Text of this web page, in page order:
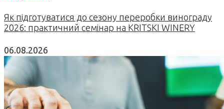
Як підготуватися до сезону переробки винограду
2026: практичний семінар на KRITSKI WINERY
06.08.2026